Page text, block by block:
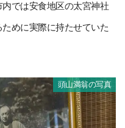
では安食地区の太宮神社
めに実際に持たせていた
頭山満翁の写真